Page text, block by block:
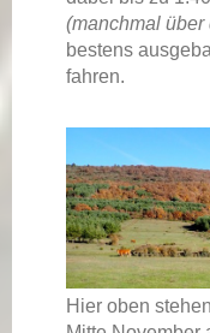
(manchmal über
bestens
fahren.
Hier oben